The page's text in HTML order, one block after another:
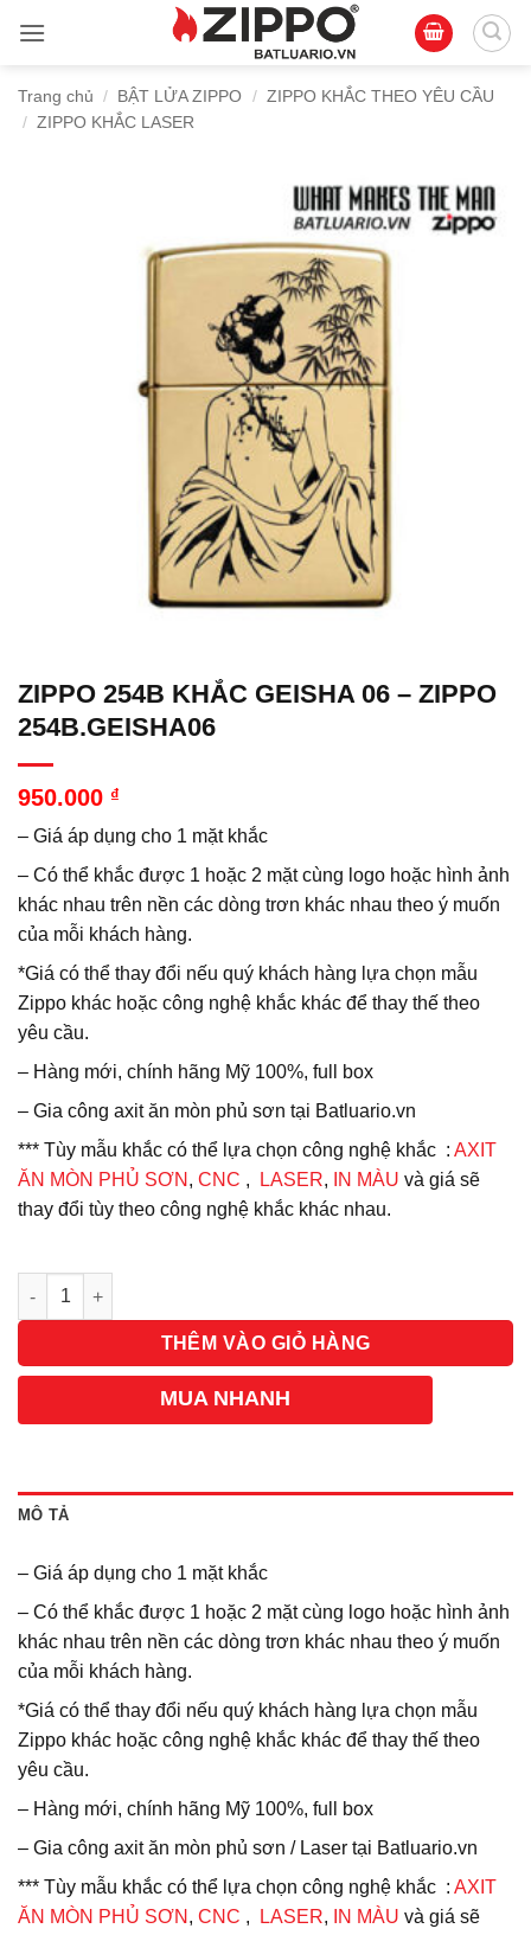
qua
dungTrang chủ / BẬT LỬA ZIPPO / ZIPPO KHẮC THEO YÊU CẦU
/ ZIPPO KHẮC LASER
ZIPPO 254B KHẮC GEISHA 06 – ZIPPO
254B.GEISHA06
950.000 ₫
– Giá áp dụng cho 1 mặt khắc
– Có thể khắc được 1 hoặc 2 mặt cùng logo hoặc hình ảnh
khác nhau trên nền các dòng trơn khác nhau theo ý muốn
của mỗi khách hàng.
*Giá có thể thay đổi nếu quý khách hàng lựa chọn mẫu
Zippo khác hoặc công nghệ khắc khác để thay thế theo
yêu cầu.
– Hàng mới, chính hãng Mỹ 100%, full box
– Gia công axit ăn mòn phủ sơn tại Batluario.vn
*** Tùy mẫu khắc có thể lựa chọn công nghệ khắc : AXIT
ĂN MÒN PHỦ SƠN , CNC , LASER, IN MÀU và giá sẽ
thay đổi tùy theo công nghệ khắc khác nhau.
Số lượng
THÊM VÀO GIỎ HÀNG
MUA NHANH
MÔ TẢ
– Giá áp dụng cho 1 mặt khắc
– Có thể khắc được 1 hoặc 2 mặt cùng logo hoặc hình ảnh
khác nhau trên nền các dòng trơn khác nhau theo ý muốn
của mỗi khách hàng.
*Giá có thể thay đổi nếu quý khách hàng lựa chọn mẫu
Zippo khác hoặc công nghệ khắc khác để thay thế theo
yêu cầu.
– Hàng mới, chính hãng Mỹ 100%, full box
– Gia công axit ăn mòn phủ sơn / Laser tại Batluario.vn
*** Tùy mẫu khắc có thể lựa chọn công nghệ khắc : AXIT
ĂN MÒN PHỦ SƠN , CNC , LASER, IN MÀU và giá sẽ